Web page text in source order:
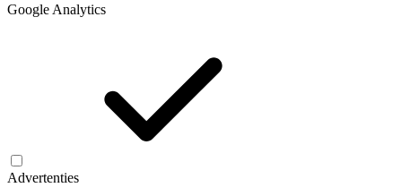
Google Analytics
Advertenties